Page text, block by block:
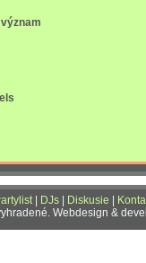
| DJs Diskusie
Webdesign &